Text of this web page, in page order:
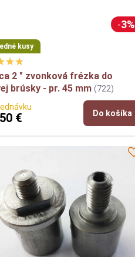
3%
kusy
2 " zvonková frézka do
brúsky - pr. 45 mm (722)
€ Do košíka